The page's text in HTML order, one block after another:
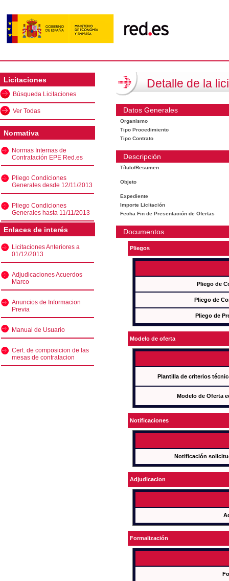
Licitaciones
Búsqueda Licitaciones
Ver Todas
Normativa
Normas Internas de
Contratación EPE Red.es
Pliego Condiciones
Generales desde 12/11/2013
Pliego Condiciones
Generales hasta 11/11/2013
Enlaces de interés
Licitaciones Anteriores a
01/12/2013
Adjudicaciones Acuerdos
Marco
Anuncios de Informacion
Previa
Manual de Usuario
Cert. de composicion de las
mesas de contratacion
Detalle de la
Datos Generales
Organismo
Tipo Procedimiento
Tipo Contrato
Descripción
Título/Resumen
Objeto
Expediente
Importe Licitación
Fecha Fin de Presentación de Ofertas
Documentos
Pliegos
Pliego de
Pliego de
Pliego de
Modelo de oferta
Plantilla de criterios
Modelo de Oferta
Notificaciones
Notificación
Adjudicacion
Formalización